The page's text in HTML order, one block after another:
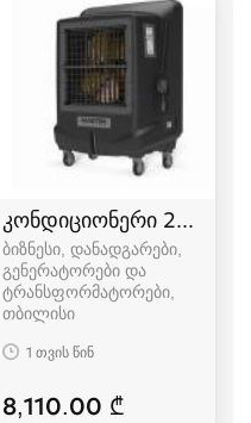
კილოვატიანი.
კონდიციონერი 250 მ²
ბიზნესი, დანადგარები,
გენერატორები და
ტრანსფორმატორები
თბილისი
1 თვის წინ
8,110.00 ₾